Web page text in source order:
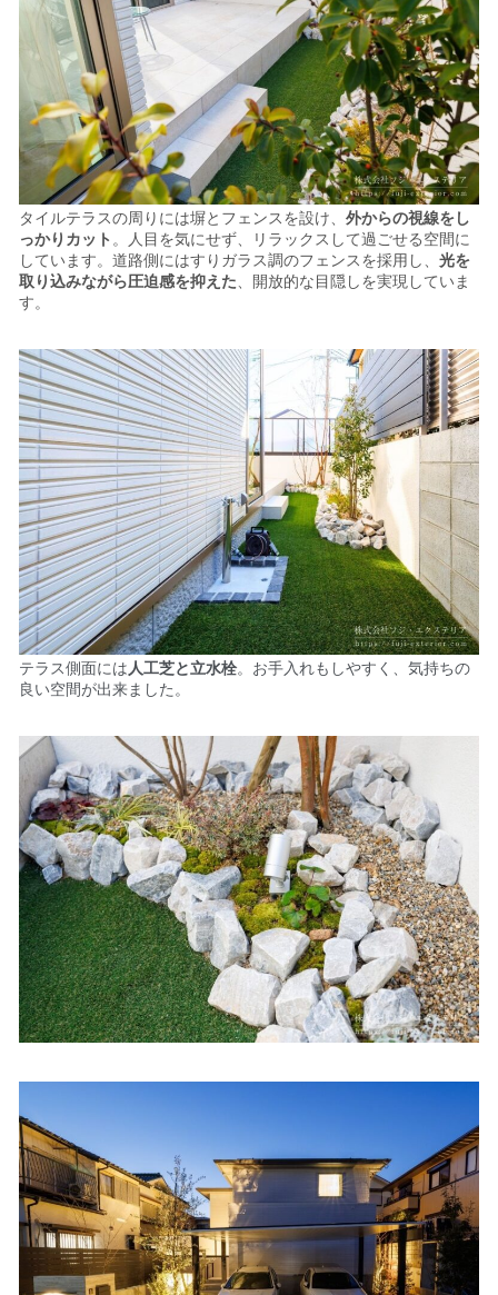
タイルテラスの周りには塀とフェンスを設け、外からの視線をし
っかりカット 。人目を気にせず、リラックスして過ごせる空間に
しています。道路側にはすりガラス調のフェンスを採用し、光を
取り込みながら圧迫感を抑えた 、開放的な目隠しを実現していま
す。
テラス側面には人工芝と立水栓。お手入れもしやすく、気持ちの
良い空間が出来ました。